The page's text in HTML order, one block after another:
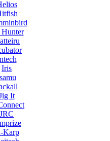
Hunter
Iris
It
JRC
Karp